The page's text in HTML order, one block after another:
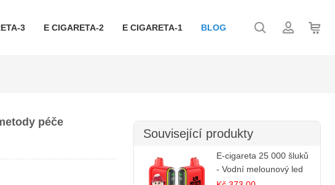
3 E CIGARETA-2 E CIGARETA-1 BLOG
péče
Související produkty
E-cigareta 25 000 šluků
- Vodní melounový led